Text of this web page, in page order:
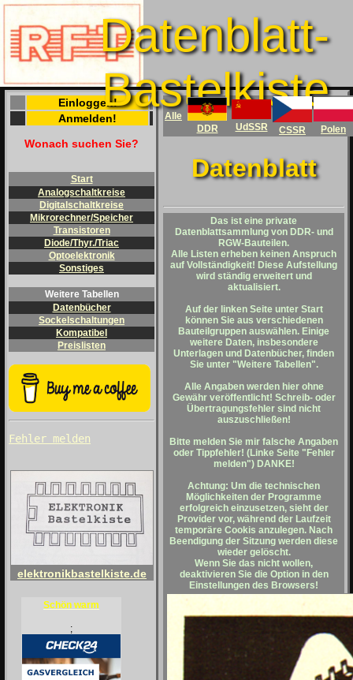
Datenblatt-
Bastelkiste
Einloggen!
Anmelden!
Wonach suchen Sie?
Start
Analogschaltkreise
Digitalschaltkreise
Mikrorechner/Speicher
Transistoren
Diode/Thyr./Triac
Optoelektronik
Sonstiges
Weitere Tabellen
Datenbücher
Sockelschaltungen
Kompatibel
Preislisten
Fehler melden
elektronikbastelkiste.de
Schön warm
;
Alle
DDR
UdSSR CSSR Polen
Datenblatt
Das ist eine private
Datenblattsammlung von DDR- und
RGW-Bauteilen.
Alle Listen erheben keinen Anspruch
auf Vollständigkeit! Diese Aufstellung
wird ständig erweitert und
aktualisiert.
Auf der linken Seite unter Start
können Sie aus verschiedenen
Bauteilgruppen auswählen. Einige
weitere Daten, insbesondere
Unterlagen und Datenbücher, finden
Sie unter "Weitere Tabellen".
Alle Angaben werden hier ohne
Gewähr veröffentlicht! Schreib- oder
Übertragungsfehler sind nicht
auszuschließen!
Bitte melden Sie mir falsche Angaben
oder Tippfehler! (Linke Seite "Fehler
melden") DANKE!
Achtung: Um die technischen
Möglichkeiten der Programme
erfolgreich einzusetzen, sieht der
Provider vor, während der Laufzeit
temporäre Cookis anzulegen. Nach
Beendigung der Sitzung werden diese
wieder gelöscht.
Wenn Sie das nicht wollen,
deaktivieren Sie die Option in den
Einstellungen des Browsers!